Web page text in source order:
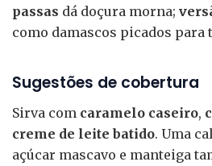
passas dá doçura morna;
como damascos picados para
Sugestões de cobertura
Sirva com caramelo caseiro,
creme de leite batido. Uma
açúcar mascavo e manteiga